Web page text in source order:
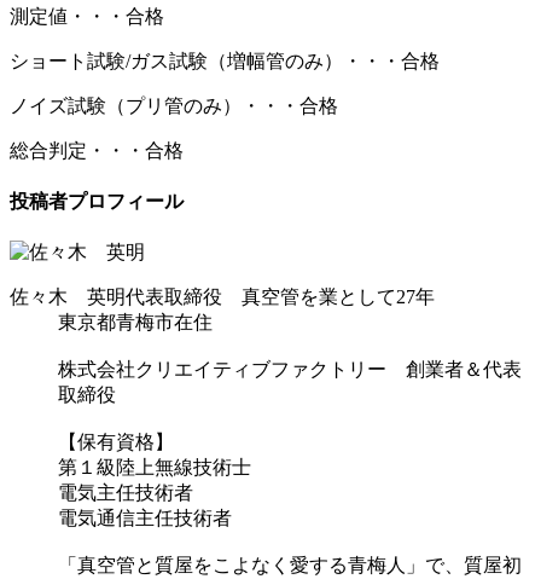
測定値・・・合格
ショート試験/ガス試験（増幅管のみ）・・・合格
ノイズ試験（プリ管のみ）・・・合格
総合判定・・・合格
投稿者プロフィール
佐々木 英明代表取締役 真空管を業として27年
東京都青梅市在住
株式会社クリエイティブファクトリー 創業者＆代表
取締役
【保有資格】
第１級陸上無線技術士
電気主任技術者
電気通信主任技術者
「真空管と質屋をこよなく愛する青梅人」で、質屋初